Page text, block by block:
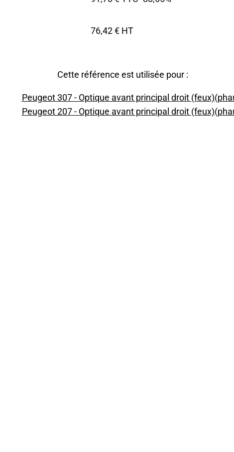
76,42 € HT
Cette référence est utilisée pour :
Peugeot 307 - Optique avant principal droit
Peugeot 207 - Optique avant principal droit